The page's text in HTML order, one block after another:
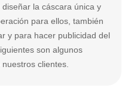
la cáscara única y
para ellos, también
y para hacer publicidad del
son algunos
clientes.